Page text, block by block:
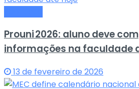
Prouni 2026: aluno deve
informações na faculdade
13 de fevereiro de 2026